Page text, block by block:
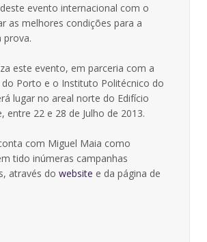
evento internacional com o
as melhores condições para a
prova.
este evento, em parceria com a
do Porto e o Instituto Politécnico do
lugar no areal norte do Edifício
entre 22 e 28 de Julho de 2013.
com Miguel Maia como
tido inúmeras campanhas
através do website e da página de